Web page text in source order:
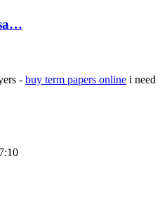
- buy term papers online i need